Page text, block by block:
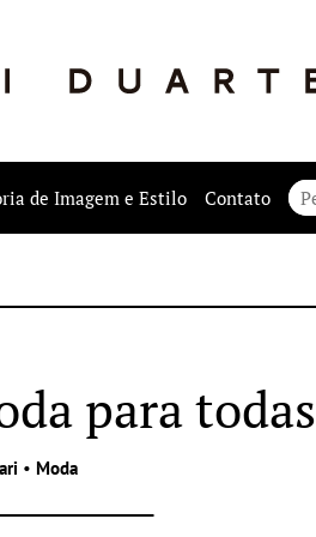
de Imagem e Estilo Contato
para todas
• Moda